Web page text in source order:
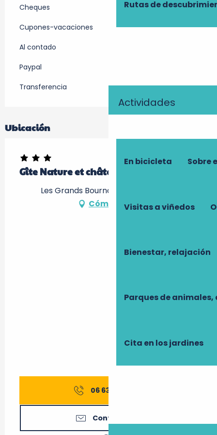
Rutas de
Actividades
En bicicleta Sobre
Visitas a viñedos
Bienestar, relajación
Parques de
Cita en los jardines
Cheques
Cupones-vacaciones
Al contado
Paypal
Transferencia
Ubicación
Gîte Nature et châteaux
Les Grands Bournais, 37510 Villandry
Cómo llegar
06 63 48 28
Contáctenos